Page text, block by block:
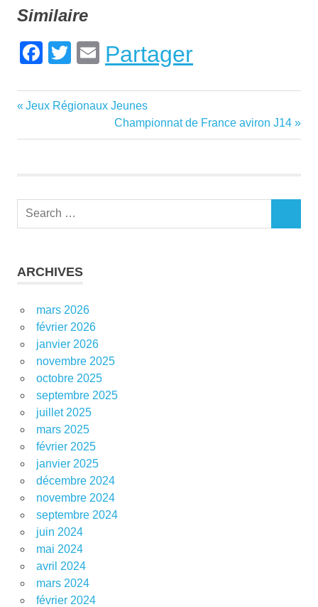
Similaire
Facebook
Twitter
Email
Partager
Loisir
randonnée
Navigation
de
Previous
Jeux Régionaux Jeunes
Next
Post:
Championnat de France aviron J14
Search
ARCHIVES
mars 2026
février 2026
janvier 2026
novembre 2025
octobre 2025
septembre 2025
juillet 2025
mars 2025
février 2025
janvier 2025
décembre 2024
novembre 2024
septembre 2024
juin 2024
mai 2024
avril 2024
mars 2024
février 2024